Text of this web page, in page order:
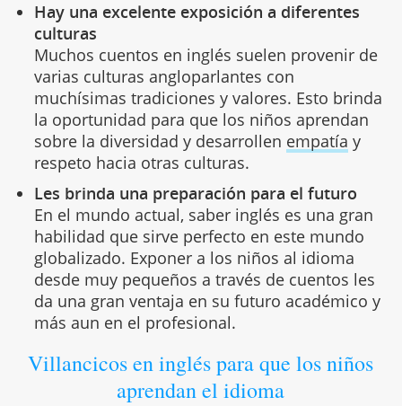
Hay una excelente exposición a diferentes
culturas
Muchos cuentos en inglés suelen provenir de
varias culturas angloparlantes con
muchísimas tradiciones y valores. Esto brinda
la oportunidad para que los niños aprendan
sobre la diversidad y desarrollen empatía y
respeto hacia otras culturas.
Les brinda una preparación para el futuro
En el mundo actual, saber inglés es una gran
habilidad que sirve perfecto en este mundo
globalizado. Exponer a los niños al idioma
desde muy pequeños a través de cuentos les
da una gran ventaja en su futuro académico y
más aun en el profesional.
Villancicos en inglés para que los niños
aprendan el idioma